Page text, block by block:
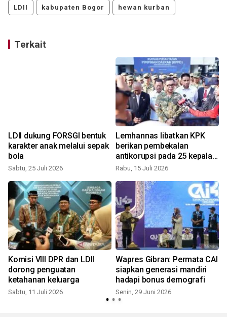
LDII kabupaten Bogor hewan kurban
Terkait
LDII dukung FORSGI bentuk
karakter anak melalui sepak
bola
Sabtu, 25 Juli 2026
Lemhannas libatkan KPK
berikan pembekalan
antikorupsi pada 25 kepala
daerah
Rabu, 15 Juli 2026
Komisi VIII DPR dan LDII
dorong penguatan
ketahanan keluarga
Sabtu, 11 Juli 2026
Wapres Gibran: Permata CAI
siapkan generasi mandiri
hadapi bonus demografi
Senin, 29 Juni 2026